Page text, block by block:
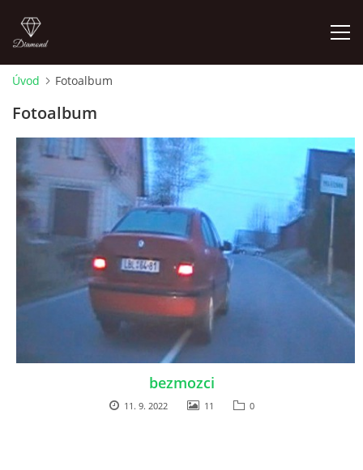
Pepouch
724344838
pepouch@seznam.cz
© 2026 eStránky.cz |RSS | Aktualizované 26. 6. 2026| Hore ↑
Úvod Fotoalbum
Fotoalbum
bezmozci
11. 9. 2022 11 0